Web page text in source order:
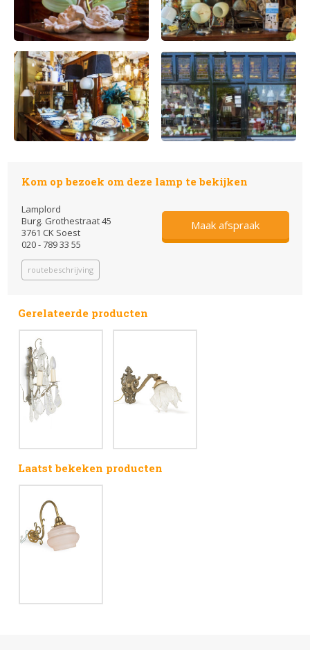
Kom op bezoek om deze lamp te bekijken
Lamplord
Burg. Grothestraat 45
3761 CK Soest
020 - 789 33 55
routebeschrijving
Maak afspraak
Gerelateerde producten
Laatst bekeken producten